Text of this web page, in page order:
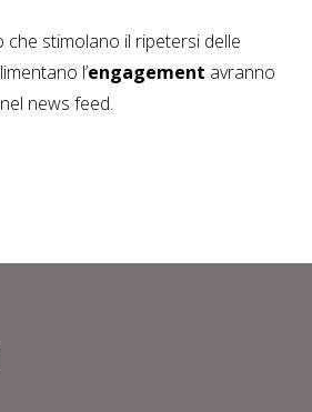
che stimolano il ripetersi delle
l’engagement avranno
news feed.